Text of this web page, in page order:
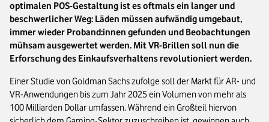
optimalen POS-Gestaltung ist es oftmals ein langer und
beschwerlicher Weg: Läden müssen aufwändig umgebaut,
immer wieder Proband:innen gefunden und Beobachtungen
mühsam ausgewertet werden. Mit VR-Brillen soll nun die
Erforschung des Einkaufsverhaltens revolutioniert werden.
Einer Studie von Goldman Sachs zufolge soll der Markt für AR- und
VR-Anwendungen bis zum Jahr 2025 ein Volumen von mehr als
100 Milliarden Dollar umfassen. Während ein Großteil hiervon